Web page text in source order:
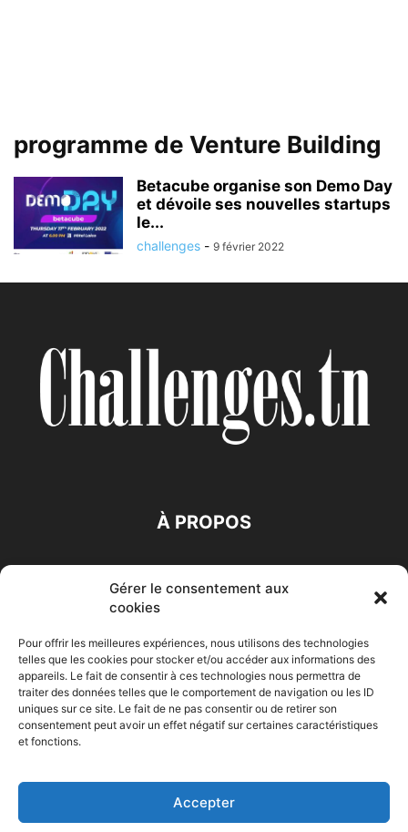
Gérer le consentement aux
cookies
Pour offrir les meilleures expériences, nous utilisons des technologies
telles que les cookies pour stocker et/ou accéder aux informations des
appareils. Le fait de consentir à ces technologies nous permettra de
traiter des données telles que le comportement de navigation ou les ID
uniques sur ce site. Le fait de ne pas consentir ou de retirer son
consentement peut avoir un effet négatif sur certaines caractéristiques
et fonctions.
Accepter
programme de Venture Building
Betacube organise son Demo Day
et dévoile ses nouvelles startups
le...
challenges - 9 février 2022
À PROPOS
Accueil Economie Entreprises Entrepreneur
Maghreb
© Challenges.tn By AAKOM.DIGITAL